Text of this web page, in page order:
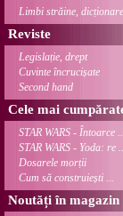
Limbi străine, dicționare
Reviste
Legislație, drept
Cuvinte încrucișate
Second hand
Cele mai
STAR WARS - Întoarce
STAR WARS - Yoda: re
Dosarele morții
Cum să construiești ...
Noutăți în magazin